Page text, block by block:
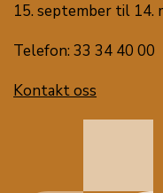
15. september til 14.
Telefon: 33 34 40 00
Kontakt oss